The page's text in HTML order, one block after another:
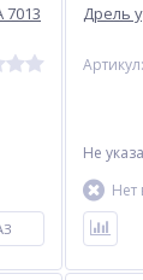
Дрель
Не
Нет